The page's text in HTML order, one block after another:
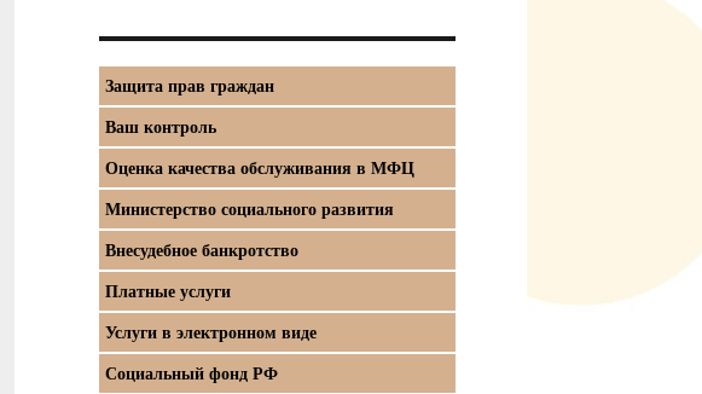
Защита прав граждан
Ваш контроль
Оценка качества обслуживания в МФЦ
Министерство социального развития
Внесудебное банкротство
Платные услуги
Услуги в электронном виде
Социальный фонд РФ